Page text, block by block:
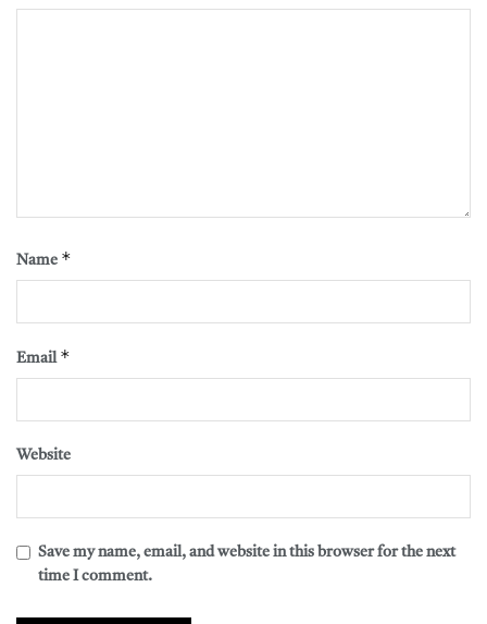
Name *
Email *
Website
Save my name, email, and website in this browser for the next
time I comment.